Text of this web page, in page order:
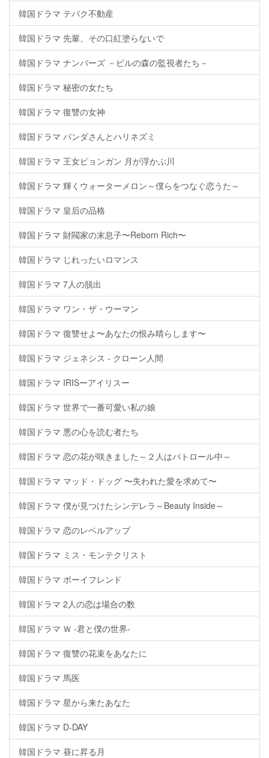
韓国ドラマ テバク不動産
韓国ドラマ 先輩、その口紅塗らないで
韓国ドラマ ナンバーズ －ビルの森の監視者たち－
韓国ドラマ 秘密の女たち
韓国ドラマ 復讐の女神
韓国ドラマ パンダさんとハリネズミ
韓国ドラマ 王女ピョンガン 月が浮かぶ川
韓国ドラマ 輝くウォーターメロン～僕らをつなぐ恋うた～
韓国ドラマ 皇后の品格
韓国ドラマ 財閥家の末息子〜Reborn Rich〜
韓国ドラマ じれったいロマンス
韓国ドラマ 7人の脱出
韓国ドラマ ワン・ザ・ウーマン
韓国ドラマ 復讐せよ〜あなたの恨み晴らします〜
韓国ドラマ ジェネシス - クローン人間
韓国ドラマ IRISーアイリスー
韓国ドラマ 世界で一番可愛い私の娘
韓国ドラマ 悪の心を読む者たち
韓国ドラマ 恋の花が咲きました～２人はパトロール中～
韓国ドラマ マッド・ドッグ 〜失われた愛を求めて〜
韓国ドラマ 僕が見つけたシンデレラ～Beauty Inside～
韓国ドラマ 恋のレベルアップ
韓国ドラマ ミス・モンテクリスト
韓国ドラマ ボーイフレンド
韓国ドラマ 2人の恋は場合の数
韓国ドラマ Ｗ -君と僕の世界-
韓国ドラマ 復讐の花束をあなたに
韓国ドラマ 馬医
韓国ドラマ 星から来たあなた
韓国ドラマ D-DAY
韓国ドラマ 昼に昇る月